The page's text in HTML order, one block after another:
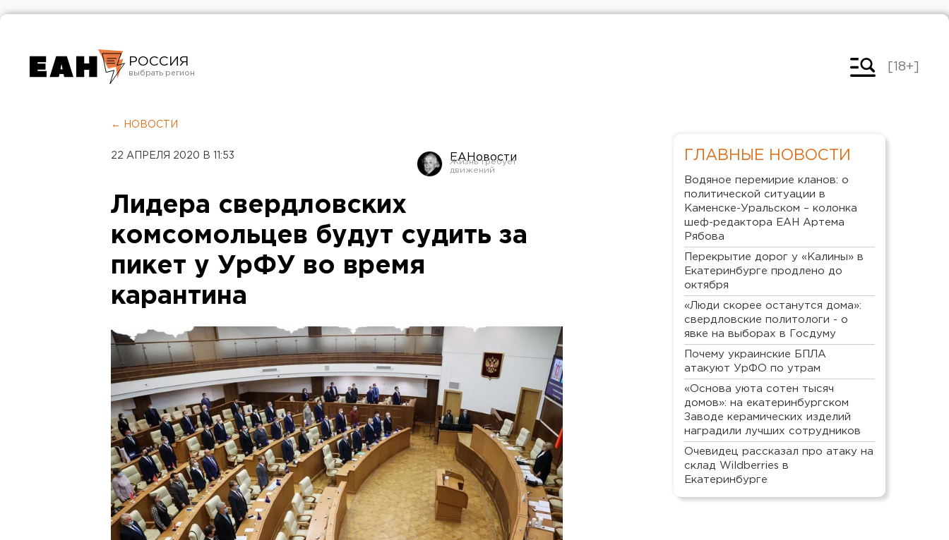
РОССИЯ
Челябинск
[18+]
← НОВОСТИ
22 АПРЕЛЯ 2020 В 11:53 ЕАНовости
Лидера свердловских
комсомольцев будут судить за
пикет у УрФУ во время
карантина
ГЛАВНЫЕ НОВОСТИ
Водяное перемирие кланов: о
политической ситуации в
Каменске-Уральском – колонка
шеф-редактора ЕАН Артема
Рябова
Перекрытие дорог у «Калины» в
Екатеринбурге продлено до
октября
«Люди скорее останутся дома»:
свердловские политологи - о
явке на выборах в Госдуму
Почему украинские БПЛА
атакуют УрФО по утрам
«Основа уюта сотен тысяч
домов»: на екатеринбургском
Заводе керамических изделий
наградили лучших сотрудников
Очевидец рассказал про атаку на
склад Wildberries в
Екатеринбурге